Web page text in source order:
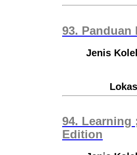
93.
Jenis
94. Learning
Edition